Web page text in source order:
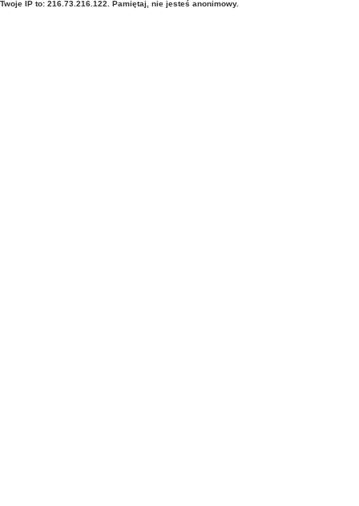
Twoje IP to: 216.73.216.122. Pamiętaj, nie jesteś anonimowy.